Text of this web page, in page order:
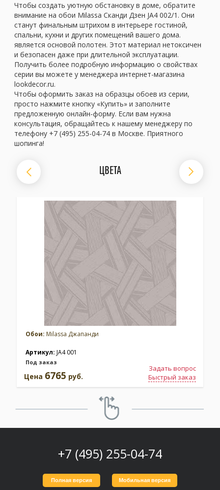
Чтобы создать уютную обстановку в доме, обратите
внимание на обои Milassa Сканди Дзен JA4 002/1. Они
станут финальным штрихом в интерьере гостиной,
спальни, кухни и других помещений вашего дома.
является основой полотен. Этот материал нетоксичен
и безопасен даже при длительной эксплуатации.
Получить более подробную информацию о свойствах
серии вы можете у менеджера интернет-магазина
lookdecor.ru.
Чтобы оформить заказ на образцы обоев из серии,
просто нажмите кнопку «Купить» и заполните
предложенную онлайн-форму. Если вам нужна
консультация, обращайтесь к нашему менеджеру по
телефону +7 (495) 255-04-74 в Москве. Приятного
шопинга!
ЦВЕТА
Обои: Milassa Джапанди
Артикул: JA4 001
Под заказ
Задать вопрос
Быстрый заказ
Цена 6765 руб.
+7 (495) 255-04-74
Полная версия Мобильная версия